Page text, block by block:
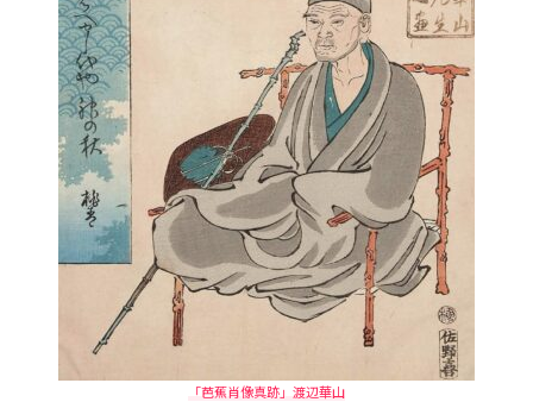
「芭蕉肖像真跡」渡辺華山